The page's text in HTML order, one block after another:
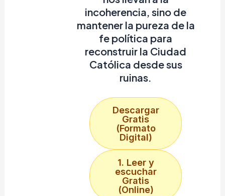
incoherencia, sino de
mantener la pureza de la
fe política para
reconstruir la Ciudad
Católica desde sus
ruinas.
Descargar
Gratis
(Formato
Digital)
1. Leer y
escuchar
Gratis
(Online)